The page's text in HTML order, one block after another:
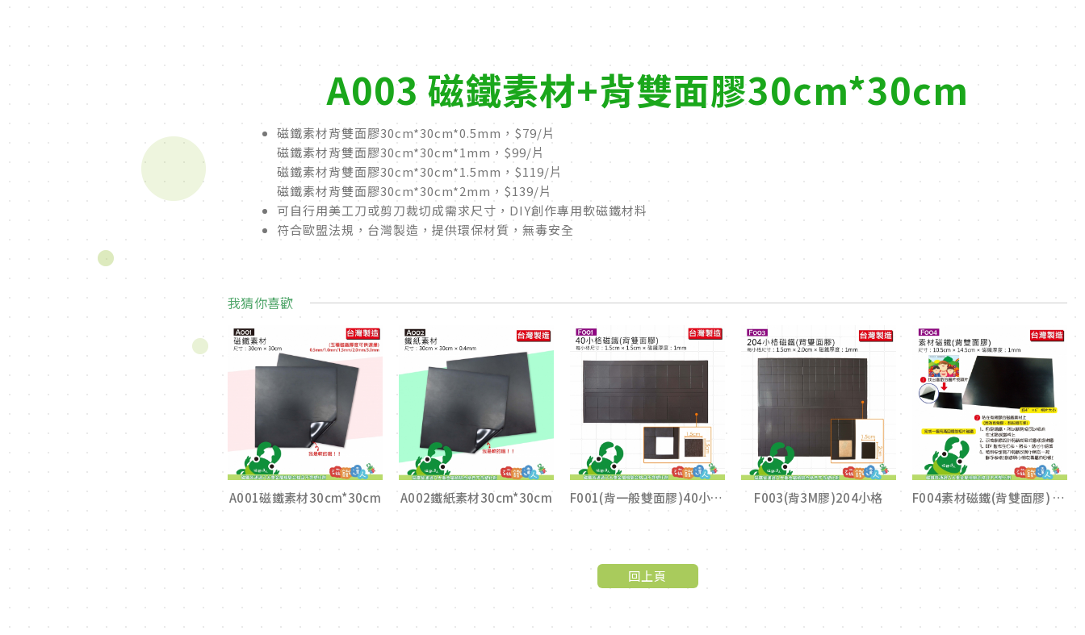
A003 磁鐵素材+背雙面膠30cm*30cm
磁鐵素材背雙面膠30cm*30cm*0.5mm，$79/片
磁鐵素材背雙面膠30cm*30cm*1mm，$99/片
磁鐵素材背雙面膠30cm*30cm*1.5mm，$119/片
磁鐵素材背雙面膠30cm*30cm*2mm，$139/片
可自行用美工刀或剪刀裁切成需求尺寸，DIY創作專用軟磁鐵材料
符合歐盟法規，台灣製造，提供環保材質，無毒安全
我猜你喜歡
A001磁鐵素材30cm*30cm A002鐵紙素材30cm*30cm F001(背一般雙面膠)40小格(每小格1.5cm*1.5cm*1mm) F003(背3M膠)204小格 F004素材磁鐵(背雙面膠) 10.5cm×14.5m×1mm
回上頁